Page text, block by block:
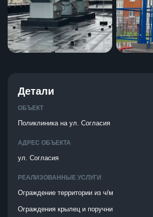
Детали
ОБЪЕКТ
Поликлиника на ул. Согласия
АДРЕС ОБЪЕКТА
ул. Согласия
РЕАЛИЗОВАННЫЕ УСЛУГИ
Ограждение территории из ч/м
Ограждения крылец и поручни